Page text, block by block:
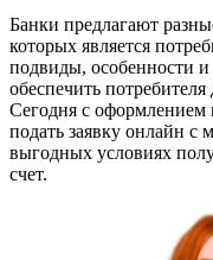
Банки предлагают
которых является
подвиды, особенности
обеспечить
Сегодня с
подать заявку онлайн
выгодных условиях
счет.